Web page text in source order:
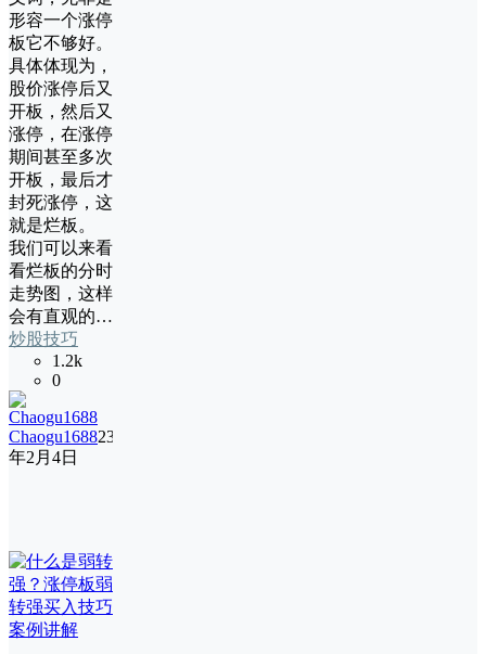
形容一个涨停
板它不够好。
具体体现为，
股价涨停后又
开板，然后又
涨停，在涨停
期间甚至多次
开板，最后才
封死涨停，这
就是烂板。
我们可以来看
看烂板的分时
走势图，这样
会有直观的…
炒股技巧
1.2k
0
Chaogu168823
年2月4日